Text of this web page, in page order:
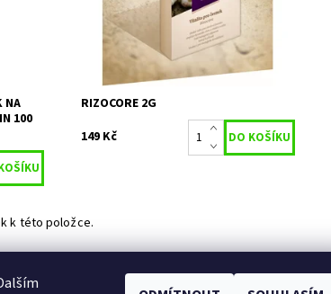
NA
100
Dostupnost:
Na
předobjednávku
Kód:
80/2050
RIZOCORE 2G
149 Kč
k této položce.